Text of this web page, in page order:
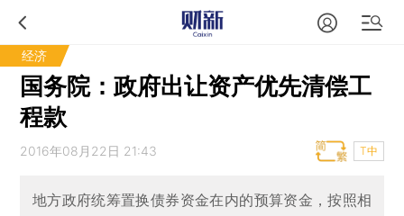
经济
国务院：政府出让资产优先清偿工
程款
2016年08月22日 21:43 T中
地方政府统筹置换债券资金在内的预算资金，按照相